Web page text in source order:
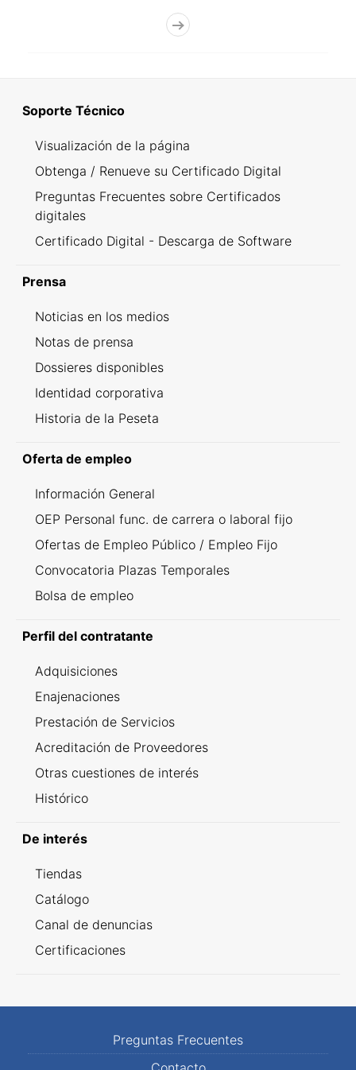
Soporte Técnico
Visualización de la página
Obtenga / Renueve su Certificado Digital
Preguntas Frecuentes sobre Certificados
digitales
Certificado Digital - Descarga de Software
Prensa
Noticias en los medios
Notas de prensa
Dossieres disponibles
Identidad corporativa
Historia de la Peseta
Oferta de empleo
Información General
OEP Personal func. de carrera o laboral fijo
Ofertas de Empleo Público / Empleo Fijo
Convocatoria Plazas Temporales
Bolsa de empleo
Perfil del contratante
Adquisiciones
Enajenaciones
Prestación de Servicios
Acreditación de Proveedores
Otras cuestiones de interés
Histórico
De interés
Tiendas
Catálogo
Canal de denuncias
Certificaciones
Preguntas Frecuentes